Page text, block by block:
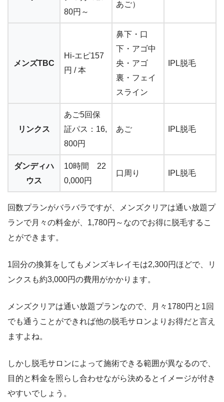
80円～
あご）
メンズTBC
Hi-エピ157
円 / 本
鼻下・口
下・アゴ中
央・アゴ
裏・フェイ
スライン
IPL脱毛
リンクス
あご5回保
証パス：16,
800円
あご IPL脱毛
ダンディハ
ウス
10時間 22
0,000円
口周り IPL脱毛
回数プランがバラバラですが、メンズクリアは通い放題プ
ランで月々の料金が、1,780円～なのでお得に脱毛するこ
とができます。
1回分の換算をしてもメンズキレイモは2,300円ほどで、リ
ンクスも約3,000円の費用がかかります。
メンズクリアは通い放題プランなので、月々1780円と1回
でも通うことができれば他の脱毛サロンよりお得だと言え
ますよね。
しかし脱毛サロンによって施術できる範囲が異なるので、
目的と料金を照らし合わせながら決めるとイメージが付き
やすいでしょう。